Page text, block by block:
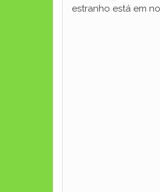
estranho está em